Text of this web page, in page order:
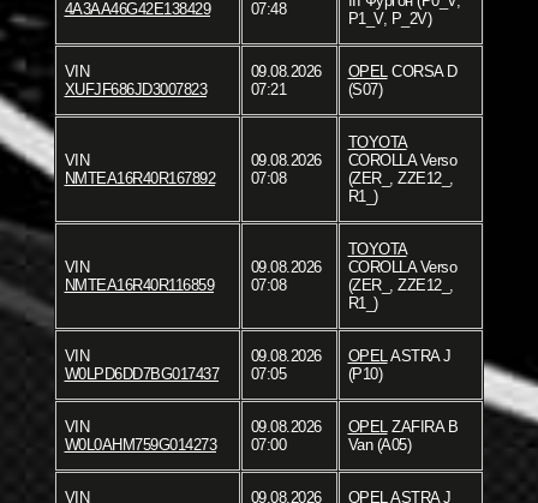
4A3AA46G42E138429
07:48
P1_V, P_2V)
VIN
XUFJF686JD3007823
09.08.2026
07:21
OPELCORSA D
(S07)
VIN
NMTEA16R40R167892
09.08.2026
07:08
TOYOTA
COROLLA Verso
(ZER_, ZZE12_,
R1_)
VIN
NMTEA16R40R116859
09.08.2026
07:08
TOYOTA
COROLLA Verso
(ZER_, ZZE12_,
R1_)
VIN
W0LPD6DD7BG017437
09.08.2026
07:05
OPELASTRA J
(P10)
VIN
W0L0AHM759G014273
09.08.2026
07:00
OPELZAFIRA B
Van (A05)
VIN 09.08.2026 OPELASTRA J